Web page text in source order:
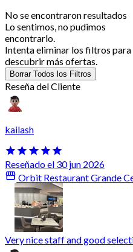
No se encontraron resultados
Lo sentimos, no pudimos
encontrarlo.
Intenta eliminar los filtros para
descubrir más ofertas.
Borrar Todos los Filtros
Reseña del Cliente
kailash
Reseñado el 30 jun 2026
Orbit Restaurant Grande
Very nice staff and good